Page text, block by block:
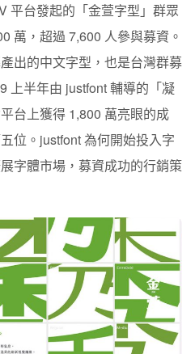
體議題 SEO 排名第一
子報行銷帶來近半數業績
市場
平台發起的「金萱字型」群眾
萬，超過 7,600 人參與募資。
出的中文字型，也是台灣群募
上半年由 justfont 輔導的「凝
台上獲得 1,800 萬亮眼的成
位。justfont 為何開始投入字
字體市場，募資成功的行銷策